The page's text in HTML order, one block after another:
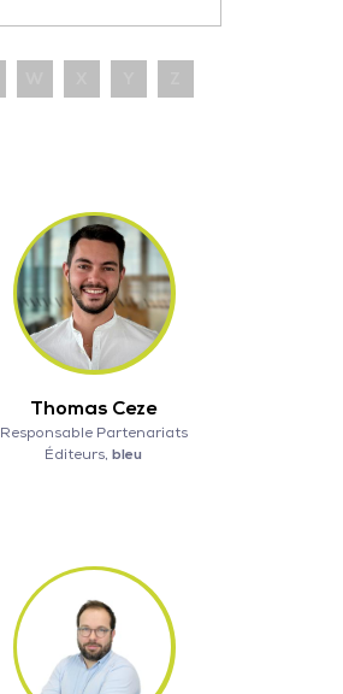
Thomas Ceze
Responsable Partenariats
Éditeurs,bleu